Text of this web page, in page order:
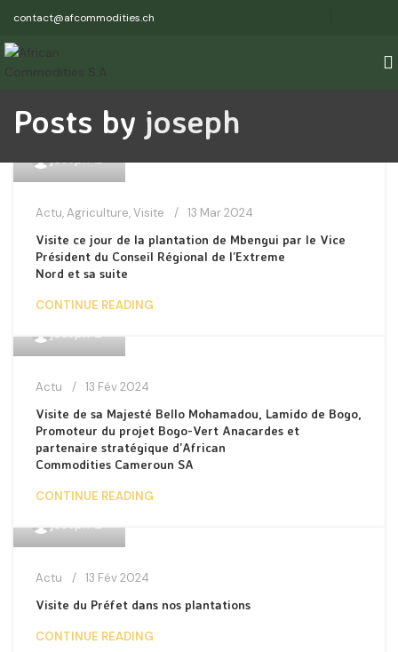
contact@afcommodities.ch
Posts by joseph
joseph
Actu,Agriculture,Visite
13 Mar 2024
Visite ce jour de la plantation de Mbengui par le Vice
Président du Conseil Régional de l’Extreme
Nord et sa suite
CONTINUE READING
joseph
Actu
13 Fév 2024
Visite de sa Majesté Bello Mohamadou, Lamido de Bogo,
Promoteur du projet Bogo-Vert Anacardes et
partenaire stratégique d’African
Commodities Cameroun SA
CONTINUE READING
joseph
Actu
13 Fév 2024
Visite du Préfet dans nos plantations
CONTINUE READING